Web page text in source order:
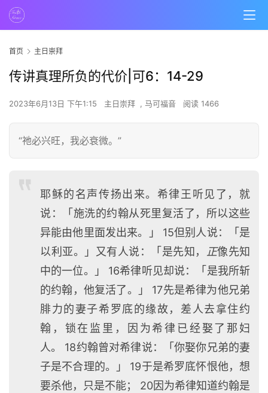
首页 主日崇拜
传讲真理所负的代价|可6：14-29
2023年6月13日 下午1:15 主日崇拜 , 马可福音 阅读 1466
“祂必兴旺，我必衰微。”
耶稣的名声传扬出来。希律王听见了，就
说：「施洗的约翰从死里复活了，所以这些
异能由他里面发出来。」 15但别人说：「是
以利亚。」又有人说：「是先知， 正像先知
中的一位。」 16希律听见却说：「是我所斩
的约翰，他复活了。」 17先是希律为他兄弟
腓力的妻子希罗底的缘故，差人去拿住约
翰，锁在监里，因为希律已经娶了那妇
人。 18约翰曾对希律说：「你娶你兄弟的妻
子是不合理的。」 19于是希罗底怀恨他，想
要杀他，只是不能； 20因为希律知道约翰是